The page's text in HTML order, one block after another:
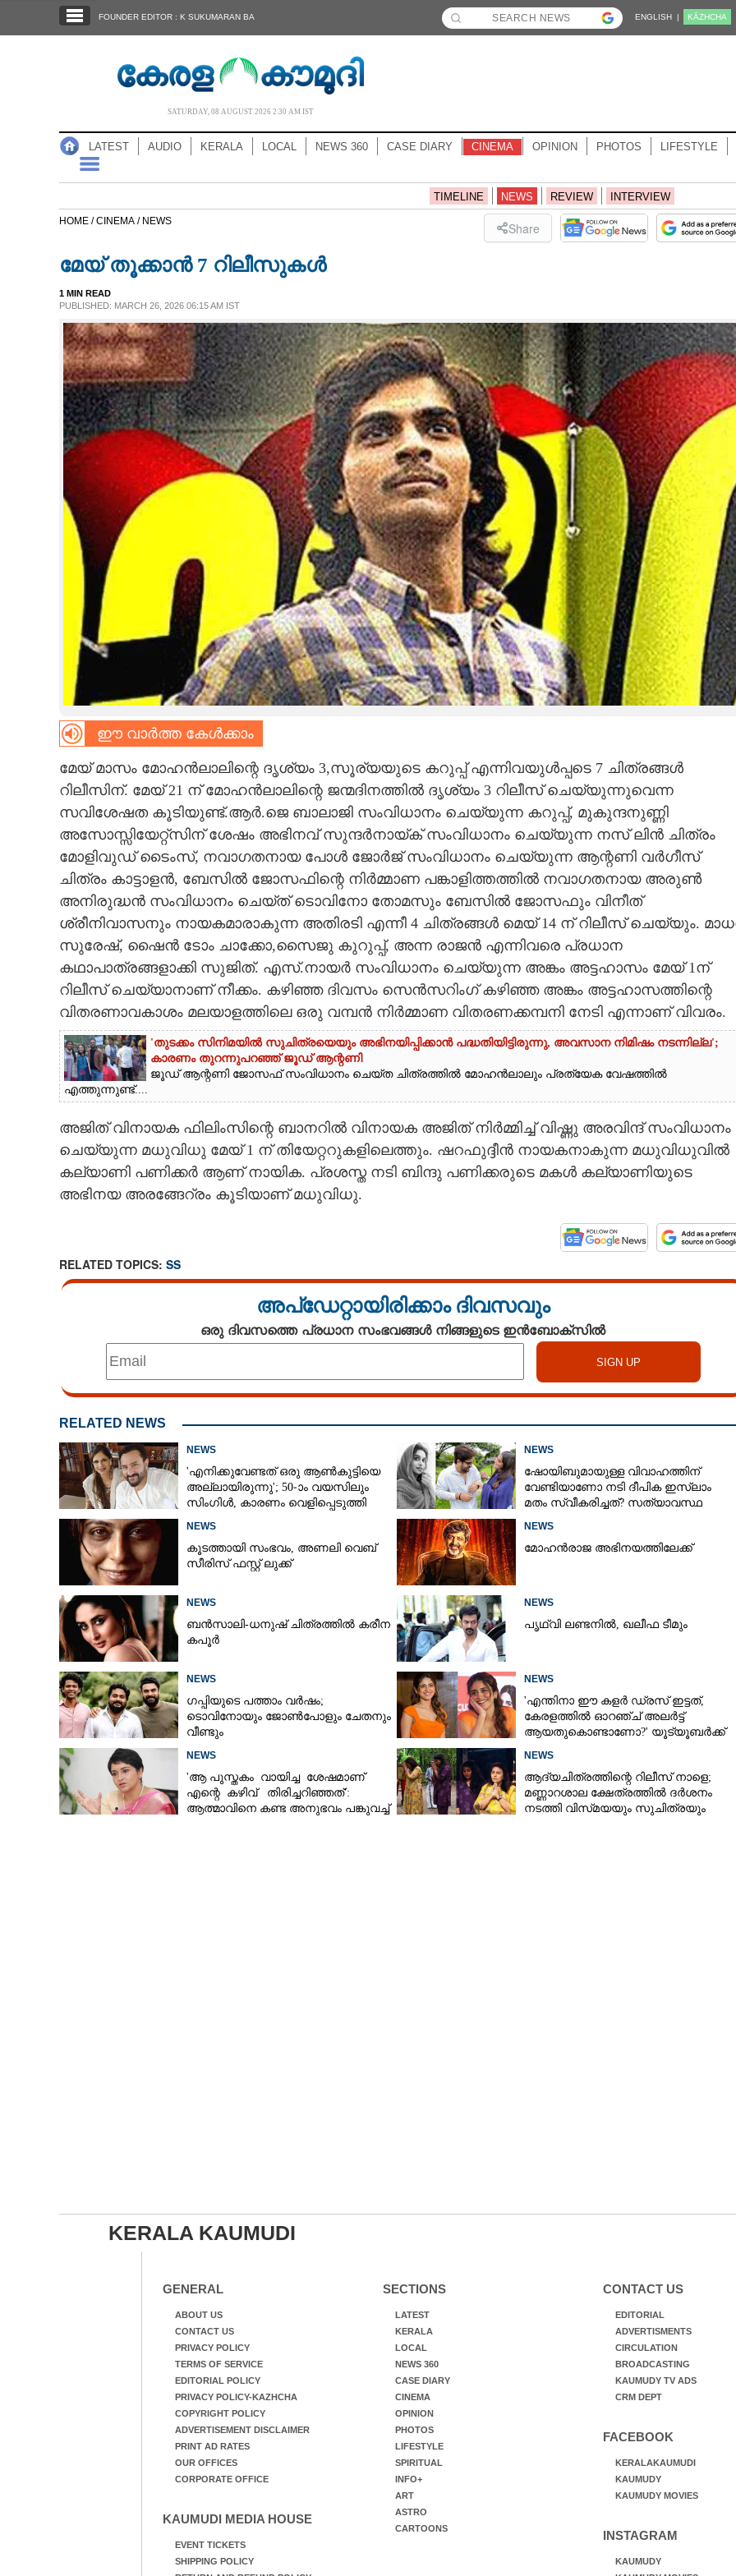
NOTIFIED NEWS
CASE DIARY
LIFESTYLE
CARTOONS
LITERATURE
CONTACT US
FOUNDER EDITOR : K SUKUMARAN BA ENGLISH | KĀZHCHA
SATURDAY, 08 AUGUST 2026 2.30 AM IST
LATEST AUDIO KERALA LOCAL NEWS 360 CASE DIARY CINEMA OPINION PHOTOS LIFESTYLE
TIMELINE NEWS REVIEW INTERVIEW
HOME /CINEMA / NEWS Share
മേയ് തൂക്കാൻ 7 റിലീസുകൾ
1 MIN READ
PUBLISHED: MARCH 26, 2026 06:15 AM IST
ഈ വാർത്ത കേൾക്കാം
മേയ് മാസം മോഹൻലാലിന്റെ ദൃശ്യം 3,സൂര്യയുടെ കറുപ്പ് എന്നിവയുൾപ്പടെ 7 ചിത്രങ്ങൾ
റിലീസിന്. മേയ് 21 ന് മോഹൻലാലിന്റെ ജന്മദിനത്തിൽ ദൃശ്യം 3 റിലീസ് ചെയ്യുന്നുവെന്ന
സവിശേഷത കൂടിയുണ്ട്.ആർ.ജെ ബാലാജി സംവിധാനം ചെയ്യുന്ന കറുപ്പ്, മുകുന്ദനുണ്ണി
അസോസ്സിയേറ്റ്സിന് ശേഷം അഭിനവ് സുന്ദർനായ്ക് സംവിധാനം ചെയ്യുന്ന നസ് ലിൻ ചിത്രം
മോളിവുഡ് ടൈംസ്, നവാഗതനായ പോൾ ജോർജ് സംവിധാനം ചെയ്യുന്ന ആന്റണി വർഗീസ്
ചിത്രം കാട്ടാളൻ, ബേസിൽ ജോസഫിന്റെ നിർമ്മാണ പങ്കാളിത്തത്തിൽ നവാഗതനായ അരുൺ
അനിരുദ്ധൻ സംവിധാനം ചെയ്ത് ടൊവിനോ തോമസും ബേസിൽ ജോസഫും വിനീത്
ശ്രീനിവാസനും നായകമാരാകുന്ന അതിരടി എന്നീ 4 ചിത്രങ്ങൾ മെയ് 14 ന് റിലീസ് ചെയ്യും.
സുരേഷ്, ഷൈൻ ടോം ചാക്കോ,സൈജു കുറുപ്പ്, അന്ന രാജൻ എന്നിവരെ പ്രധാന
കഥാപാത്രങ്ങളാക്കി സുജിത്. എസ്.നായർ സംവിധാനം ചെയ്യുന്ന അങ്കം അട്ടഹാസം മേയ് 1ന്
റിലീസ് ചെയ്യാനാണ് നീക്കം. കഴിഞ്ഞ ദിവസം സെൻസറിംഗ് കഴിഞ്ഞ അങ്കം അട്ടഹാസത്തിന്റെ
വിതരണാവകാശം മലയാളത്തിലെ ഒരു വമ്പൻ നിർമ്മാണ വിതരണക്കമ്പനി നേടി എന്നാണ് വിവരം.
'തുടക്കം സിനിമയിൽ സുചിത്രയെയും അഭിനയിപ്പിക്കാൻ പദ്ധതിയിട്ടിരുന്നു,​ അവസാന നിമിഷം നടന്നില്ല';
കാരണം തുറന്നുപറഞ്ഞ് ജൂഡ് ആന്റണി
ജൂഡ് ആന്റണി ജോസഫ് സംവിധാനം ചെയ്ത ചിത്രത്തിൽ മോഹൻലാലും പ്രത്യേക വേഷത്തിൽ
എത്തുന്നുണ്ട്....
അജിത് വിനായക ഫിലിംസിന്റെ ബാനറിൽ വിനായക അജിത് നിർമ്മിച്ച് വിഷ്ണു അരവിന്ദ് സംവിധാനം
ചെയ്യുന്ന മധുവിധു മേയ് 1 ന് തിയേറ്ററുകളിലെത്തും. ഷറഫുദ്ദീൻ നായകനാകുന്ന മധുവിധുവിൽ
കല്യാണി പണിക്കർ ആണ് നായിക. പ്രശസ്ത നടി ബിന്ദു പണിക്കരുടെ മകൾ കല്യാണിയുടെ
അഭിനയ അരങ്ങേറ്രം കൂടിയാണ് മധുവിധു.
RELATED TOPICS: SS
അപ്ഡേറ്റായിരിക്കാം ദിവസവും
ഒരു ദിവസത്തെ പ്രധാന സംഭവങ്ങൾ നിങ്ങളുടെ ഇൻബോക്സിൽ
RELATED NEWS
NEWS
'എനിക്കുവേണ്ടത് ഒരു ആൺകുട്ടിയെ
അല്ലായിരുന്നു'; 50-ാം വയസിലും
സിംഗിൾ, കാരണം വെളിപ്പെടുത്തി
NEWS
ഷോയിബുമായുള്ള വിവാഹത്തിന്
വേണ്ടിയാണോ നടി ദീപിക ഇസ്ലാം
മതം സ്വീകരിച്ചത്? സത്യാവസ്ഥ
NEWS
കൂടത്തായി സംഭവം, അണലി വെബ്
സീരിസ് ഫസ്റ്റ് ലുക്ക്
NEWS
മോഹൻരാജ അഭിനയത്തിലേക്ക്
NEWS
ബൻസാലി-ധനുഷ് ചിത്രത്തിൽ കരീന
കപൂർ
NEWS
പൃഥ്വി ലണ്ടനിൽ, ഖലീഫ ടീമും
NEWS
ഗപ്പിയുടെ പത്താം വർഷം;​
ടൊവിനോയും ജോൺപോളും ചേതനും
വീണ്ടും
NEWS
'എന്തിനാ ഈ കളർ ഡ്രസ് ഇട്ടത്,
കേരളത്തിൽ ഓറഞ്ച് അല‌ർട്ട്
ആയതുകൊണ്ടാണോ?' യൂട്യൂബർക്ക്
NEWS
'ആ പുസ്തകം വായിച്ച ശേഷമാണ്
എന്റെ കഴിവ് തിരിച്ചറിഞ്ഞത്':
ആത്മാവിനെ കണ്ട അനുഭവം പങ്കുവച്ച്
NEWS
ആദ്യചിത്രത്തിന്റെ റിലീസ് നാളെ;
മണ്ണാറശാല ക്ഷേത്രത്തിൽ ദർശനം
നടത്തി വിസ്‌മയയും സുചിത്രയും
KERALA KAUMUDI
GENERAL
ABOUT US
CONTACT US
PRIVACY POLICY
TERMS OF SERVICE
EDITORIAL POLICY
PRIVACY POLICY-KAZHCHA
COPYRIGHT POLICY
ADVERTISEMENT DISCLAIMER
PRINT AD RATES
OUR OFFICES
CORPORATE OFFICE
KAUMUDI MEDIA HOUSE
EVENT TICKETS
SHIPPING POLICY
SECTIONS
LATEST
KERALA
LOCAL
NEWS 360
CASE DIARY
CINEMA
OPINION
PHOTOS
LIFESTYLE
SPIRITUAL
INFO+
ART
ASTRO
CARTOONS
CONTACT US
EDITORIAL
ADVERTISMENTS
CIRCULATION
BROADCASTING
KAUMUDY TV ADS
CRM DEPT
FACEBOOK
KERALAKAUMUDI
KAUMUDY
KAUMUDY MOVIES
INSTAGRAM
KAUMUDY
മേയ് തൂക്കാൻ 7 റിലീസുകൾ
Share this link
Copy Link